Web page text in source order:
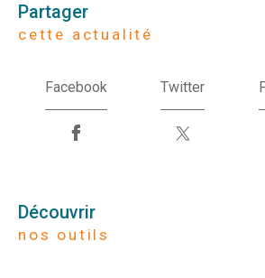
partager
cette actualité
Facebook Twitter
découvrir
nos outils